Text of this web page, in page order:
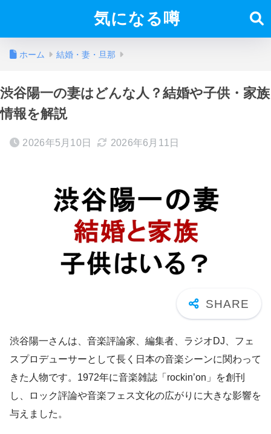
気になる噂
ホーム 結婚・妻・旦那
渋谷陽一の妻はどんな人？結婚や子供・家族
情報を解説
2026年5月10日 2026年6月11日
渋谷陽一さんは、音楽評論家、編集者、ラジオDJ、フェ
スプロデューサーとして長く日本の音楽シーンに関わって
きた人物です。1972年に音楽雑誌「rockin’on」を創刊
し、ロック評論や音楽フェス文化の広がりに大きな影響を
与えました。